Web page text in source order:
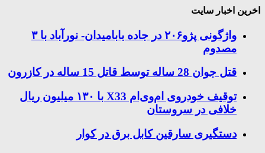
اخرین اخبار سایت
واژگونی پژو۲۰۶ در جاده بابامیدان- نورآباد با ۳
مصدوم
قتل جوان 28 ساله توسط قاتل 15 ساله در کازرون
توقیف خودروی ام‌وی‌ام X33 با ۱۳۰ میلیون ریال
خلافی در سروستان
دستگیری سارقین کابل برق در کوار